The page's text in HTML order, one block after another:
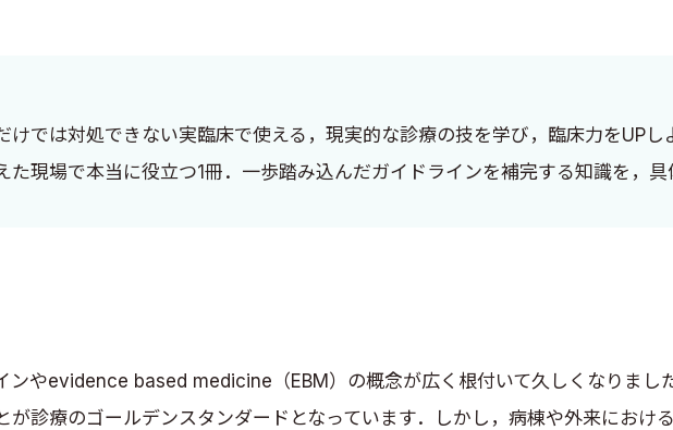
では対処できない実臨床で使える，現実的な診療の技を学び，臨床力をUPし
現場で本当に役立つ1冊．一歩踏み込んだガイドラインを補完する知識を，具
やevidence based medicine（EBM）の概念が広く根付いて久しくなりまし
が診療のゴールデンスタンダードとなっています．しかし，病棟や外来におけ